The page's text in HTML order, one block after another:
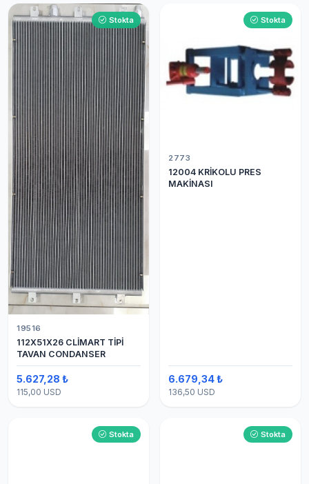
Stokta
19516
112X51X26 CLİMART TİPİ
TAVAN CONDANSER
5.627,28 ₺
115,00 USD
Stokta
2773
12004 KRİKOLU PRES
MAKİNASI
6.679,34 ₺
136,50 USD
Stokta Stokta